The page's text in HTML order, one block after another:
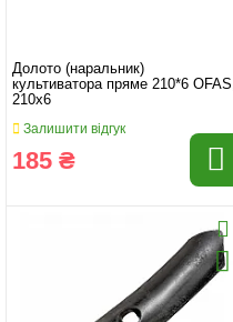
Долото (наральник)
культиватора пряме 210*6
210x6
Залишити відгук
185 ₴